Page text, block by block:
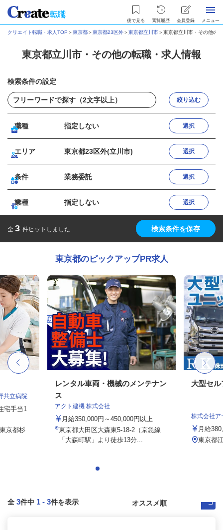
後で見る 閲覧履歴 会員登録 メニュー
クリエイト転職・求人TOP ＞東京都＞東京都23区外＞東京都立川市＞東京都立川市・その他の
東京都立川市・その他の転職・求人情報
検索条件の設定
絞り込む
職種 指定しない 選択
エリア 東京都23区外(立川市) 選択
条件 業務委託 選択
業種 指定しない 選択
全 3 件ヒットしました 検索条件を保存
東京都のピックアップPR求人
共立病院
宅手当1
京都杉
レンタル車両・機械のメンテナン
ス
アクト建機 株式会社
月給350,000円～450,000円以上
東京都大田区大森東5-18-2（京急線
「大森町駅」より徒歩13分...
大型セ
株式会社ア
月給
東京都
全 3件中 1 - 3件を表示